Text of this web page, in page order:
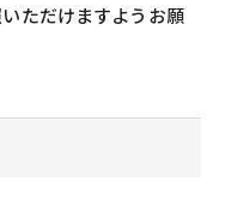
ただけますようお願